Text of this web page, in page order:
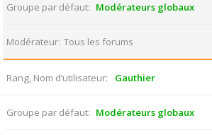
Groupe par défaut Modérateurs globaux
Modérateur Tous les forums
Rang, Nom d’utilisateur Gauthier
Groupe par défaut Modérateurs globaux